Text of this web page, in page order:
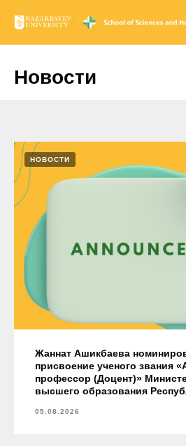
Новости
НОВОСТИ
Жаннат Ашикбаева
присвоение ученого звания
профессор (Доцент)»
высшего образования
05.08.2026